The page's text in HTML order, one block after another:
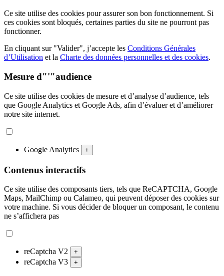
Ce site utilise des cookies pour assurer son bon fonctionnement. Si
ces cookies sont bloqués, certaines parties du site ne pourront pas
fonctionner.
En cliquant sur "Valider", j’accepte les Conditions Générales
d’Utilisation et la Charte des données personnelles et des cookies.
Mesure d"'"audience
Ce site utilise des cookies de mesure et d’analyse d’audience, tels
que Google Analytics et Google Ads, afin d’évaluer et d’améliorer
notre site internet.
Google Analytics +
Contenus interactifs
Ce site utilise des composants tiers, tels que ReCAPTCHA, Google
Maps, MailChimp ou Calameo, qui peuvent déposer des cookies sur
votre machine. Si vous décider de bloquer un composant, le contenu
ne s’affichera pas
reCaptcha V2 +
reCaptcha V3 +